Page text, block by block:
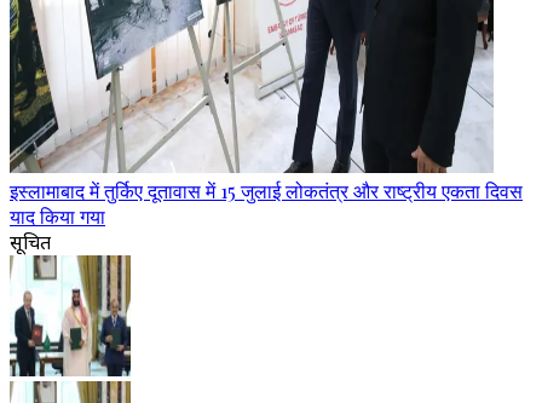
इस्लामाबाद में तुर्किए दूतावास में 15 जुलाई लोकतंत्र और राष्ट्रीय एकता दिवस
याद किया गया
सूचित